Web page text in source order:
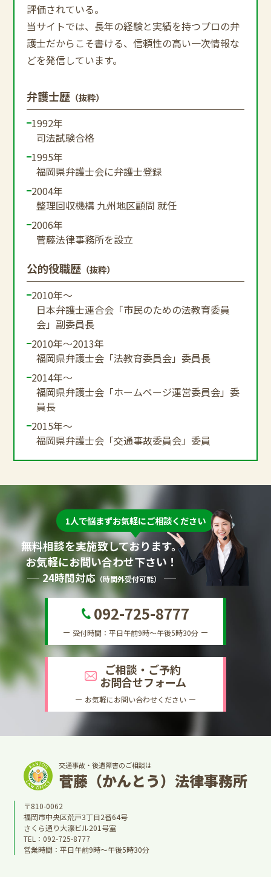
評価されている。
当サイトでは、長年の経験と実績を持つプロの弁
護士だからこそ書ける、信頼性の高い一次情報な
どを発信しています。
弁護士歴 （抜粋）
1992年
司法試験合格
1995年
福岡県弁護士会に弁護士登録
2004年
整理回収機構 九州地区顧問 就任
2006年
菅藤法律事務所を設立
公的役職歴 （抜粋）
2010年～
日本弁護士連合会「市民のための法教育委員
会」副委員長
2010年～2013年
福岡県弁護士会「法教育委員会」委員長
2014年～
福岡県弁護士会「ホームページ運営委員会」委
員長
2015年～
福岡県弁護士会「交通事故委員会」委員
1人で悩まずお気軽にご相談ください
無料相談を実施致しております。
お気軽にお問い合わせ下さい！
24時間対応（時間外受付可能）
092-725-8777
受付時間：平日午前9時～午後5時30分
ご相談・ご予約
お問合せフォーム
お気軽にお問い合わせください
交通事故・後遺障害のご相談は
菅藤（かんとう）法律事務所
〒810-0062
福岡市中央区荒戸3丁目2番64号
さくら通り大濠ビル201号室
TEL： 092-725-8777
営業時間：平日午前9時～午後5時30分